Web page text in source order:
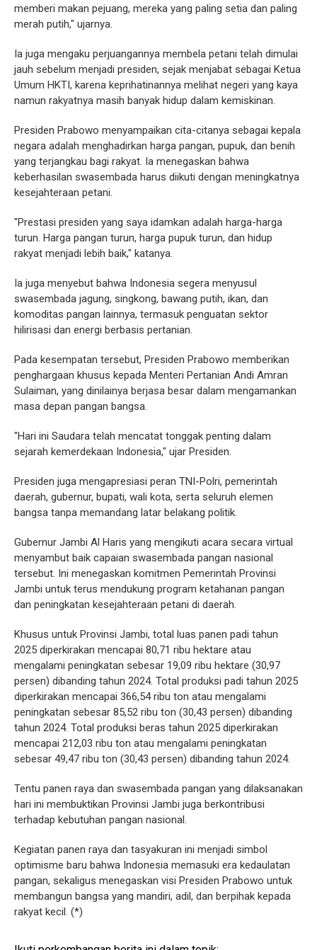
memberi makan pejuang, mereka yang paling setia dan paling
merah putih," ujarnya.
Ia juga mengaku perjuangannya membela petani telah dimulai
jauh sebelum menjadi presiden, sejak menjabat sebagai Ketua
Umum HKTI, karena keprihatinannya melihat negeri yang kaya
namun rakyatnya masih banyak hidup dalam kemiskinan.
Presiden Prabowo menyampaikan cita-citanya sebagai kepala
negara adalah menghadirkan harga pangan, pupuk, dan benih
yang terjangkau bagi rakyat. Ia menegaskan bahwa
keberhasilan swasembada harus diikuti dengan meningkatnya
kesejahteraan petani.
"Prestasi presiden yang saya idamkan adalah harga-harga
turun. Harga pangan turun, harga pupuk turun, dan hidup
rakyat menjadi lebih baik," katanya.
Ia juga menyebut bahwa Indonesia segera menyusul
swasembada jagung, singkong, bawang putih, ikan, dan
komoditas pangan lainnya, termasuk penguatan sektor
hilirisasi dan energi berbasis pertanian.
Pada kesempatan tersebut, Presiden Prabowo memberikan
penghargaan khusus kepada Menteri Pertanian Andi Amran
Sulaiman, yang dinilainya berjasa besar dalam mengamankan
masa depan pangan bangsa.
"Hari ini Saudara telah mencatat tonggak penting dalam
sejarah kemerdekaan Indonesia," ujar Presiden.
Presiden juga mengapresiasi peran TNI-Polri, pemerintah
daerah, gubernur, bupati, wali kota, serta seluruh elemen
bangsa tanpa memandang latar belakang politik.
Gubernur Jambi Al Haris yang mengikuti acara secara virtual
menyambut baik capaian swasembada pangan nasional
tersebut. Ini menegaskan komitmen Pemerintah Provinsi
Jambi untuk terus mendukung program ketahanan pangan
dan peningkatan kesejahteraan petani di daerah.
Khusus untuk Provinsi Jambi, total luas panen padi tahun
2025 diperkirakan mencapai 80,71 ribu hektare atau
mengalami peningkatan sebesar 19,09 ribu hektare (30,97
persen) dibanding tahun 2024. Total produksi padi tahun 2025
diperkirakan mencapai 366,54 ribu ton atau mengalami
peningkatan sebesar 85,52 ribu ton (30,43 persen) dibanding
tahun 2024. Total produksi beras tahun 2025 diperkirakan
mencapai 212,03 ribu ton atau mengalami peningkatan
sebesar 49,47 ribu ton (30,43 persen) dibanding tahun 2024.
Tentu panen raya dan swasembada pangan yang dilaksanakan
hari ini membuktikan Provinsi Jambi juga berkontribusi
terhadap kebutuhan pangan nasional.
Kegiatan panen raya dan tasyakuran ini menjadi simbol
optimisme baru bahwa Indonesia memasuki era kedaulatan
pangan, sekaligus menegaskan visi Presiden Prabowo untuk
membangun bangsa yang mandiri, adil, dan berpihak kepada
rakyat kecil. (*)